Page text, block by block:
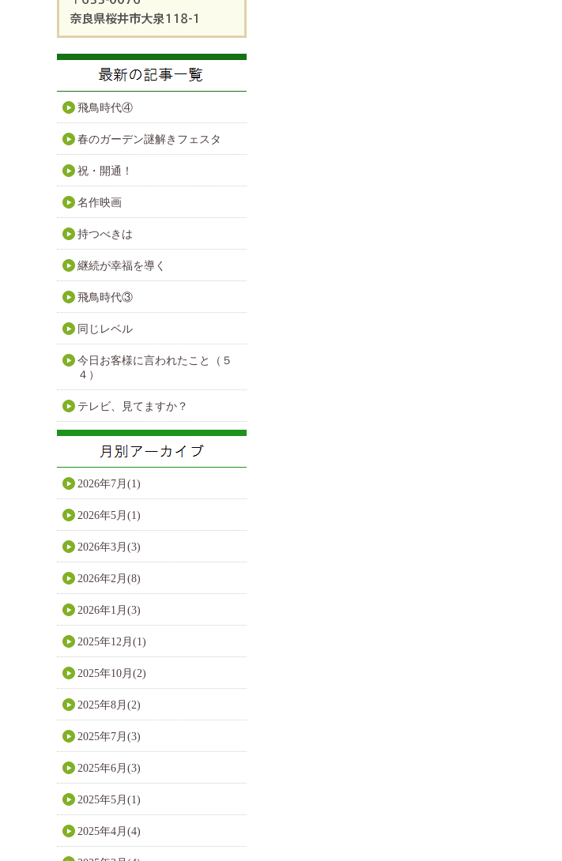
飛鳥時代④
春のガーデン謎解きフェスタ
祝・開通！
名作映画
持つべきは
継続が幸福を導く
飛鳥時代③
同じレベル
今日お客様に言われたこと（５
４）
テレビ、見てますか？
2026年7月(1)
2026年5月(1)
2026年3月(3)
2026年2月(8)
2026年1月(3)
2025年12月(1)
2025年10月(2)
2025年8月(2)
2025年7月(3)
2025年6月(3)
2025年5月(1)
2025年4月(4)